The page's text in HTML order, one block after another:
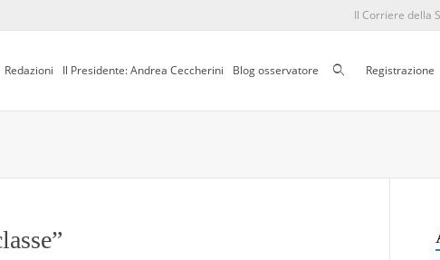
Il Corriere della
Redazioni Il Presidente: Andrea Ceccherini Blog osservatore CercaRegistrazione